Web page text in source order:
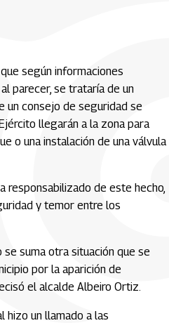
según informaciones
parecer, se trataría de un
un consejo de seguridad se
llegarán a la zona para
o una instalación de una válvula
responsabilizado de este hecho,
y temor entre los
suma otra situación que se
por la aparición de
el alcalde Albeiro Ortiz.
hizo un llamado a las